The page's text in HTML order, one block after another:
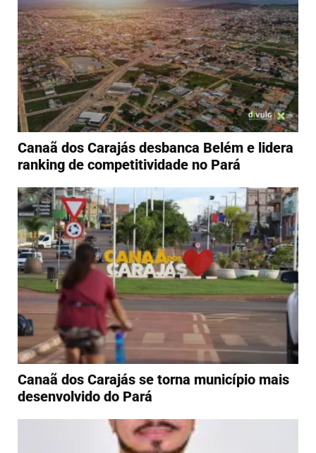
Canaã dos Carajás desbanca Belém e lidera
ranking de competitividade no Pará
Canaã dos Carajás se torna município mais
desenvolvido do Pará